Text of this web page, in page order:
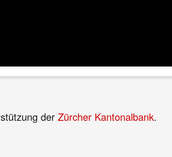
der Zürcher Kantonalbank.